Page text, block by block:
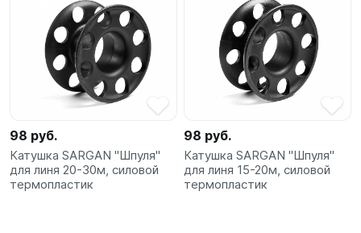
Подарочные
Карты
Бренды
98 руб.
Катушка SARGAN "Шпуля"
для линя 20-30м, силовой
термопластик
98 руб.
Катушка SARGAN "Шпуля"
для линя 15-20м, силовой
термопластик